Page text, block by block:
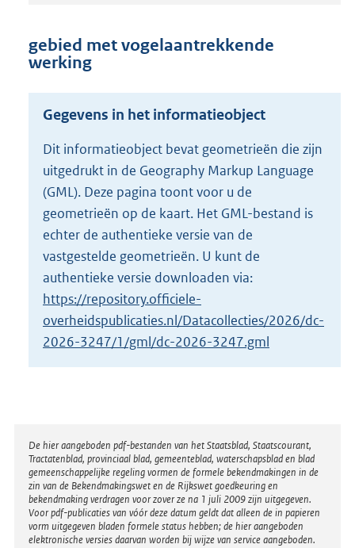
n
o
t
t
e
:
2
8
K
b
gebied met vogelaantrekkende
werking
Gegevens in het informatieobject
Dit informatieobject bevat geometrieën die zijn
uitgedrukt in de Geography Markup Language
(GML). Deze pagina toont voor u de
geometrieën op de kaart. Het GML-bestand is
echter de authentieke versie van de
vastgestelde geometrieën. U kunt de
authentieke versie downloaden via:
https://repository.officiele-
overheidspublicaties.nl/Datacollecties/2026/dc-
2026-3247/1/gml/dc-2026-3247.gml
Disclaimer
De hier aangeboden pdf-bestanden van het Staatsblad, Staatscourant,
Tractatenblad, provinciaal blad, gemeenteblad, waterschapsblad en blad
gemeenschappelijke regeling vormen de formele bekendmakingen in de
zin van de Bekendmakingswet en de Rijkswet goedkeuring en
bekendmaking verdragen voor zover ze na 1 juli 2009 zijn uitgegeven.
Voor pdf-publicaties van vóór deze datum geldt dat alleen de in papieren
vorm uitgegeven bladen formele status hebben; de hier aangeboden
elektronische versies daarvan worden bij wijze van service aangeboden.